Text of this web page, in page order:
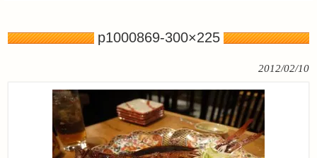
p1000869-300×225
2012/02/10